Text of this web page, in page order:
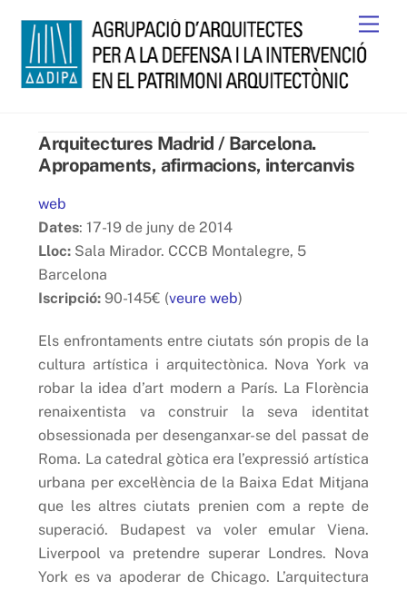
content
Arquitectures Madrid / Barcelona.
Apropaments, afirmacions, intercanvis
web
Dates: 17-19 de juny de 2014
Lloc: Sala Mirador. CCCB Montalegre, 5
Barcelona
Iscripció: 90-145€ (veure web)
Els enfrontaments entre ciutats són propis de la
cultura artística i arquitectònica. Nova York va
robar la idea d’art modern a París. La Florència
renaixentista va construir la seva identitat
obsessionada per desenganxar-se del passat de
Roma. La catedral gòtica era l’expressió artística
urbana per excel·lència de la Baixa Edat Mitjana
que les altres ciutats prenien com a repte de
superació. Budapest va voler emular Viena.
Liverpool va pretendre superar Londres. Nova
York es va apoderar de Chicago. L’arquitectura